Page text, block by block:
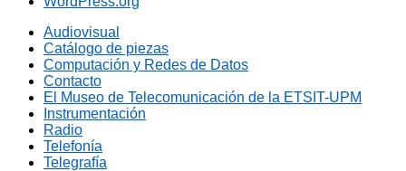
Audiovisual
Catálogo de piezas
Computación y Redes de Datos
Contacto
El Museo de Telecomunicación de la ETSIT-UPM
Instrumentación
Radio
Telefonía
Telegrafía